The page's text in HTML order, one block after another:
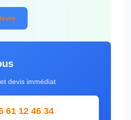
devis immédiat
61 12 46 34